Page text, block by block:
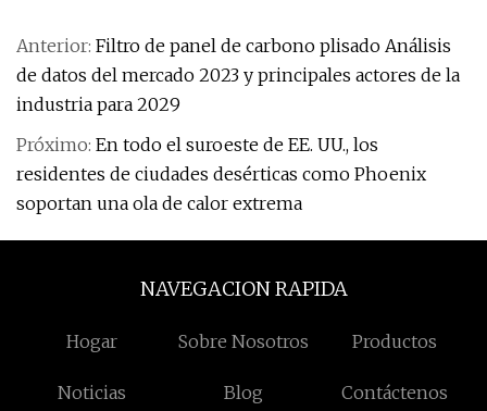
Anterior: Filtro de panel de carbono plisado Análisis
de datos del mercado 2023 y principales actores de la
industria para 2029
Próximo: En todo el suroeste de EE. UU., los
residentes de ciudades desérticas como Phoenix
soportan una ola de calor extrema
NAVEGACION RAPIDA
Hogar Sobre Nosotros Productos
Noticias Blog Contáctenos